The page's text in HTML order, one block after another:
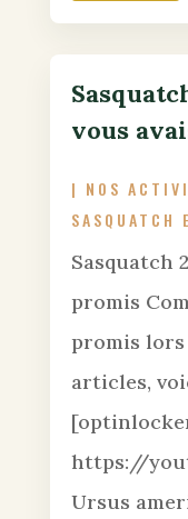
vous
| NOS
SASQUATCH
Sasquatch
promis
promis lors
articles,
https://
Ursus